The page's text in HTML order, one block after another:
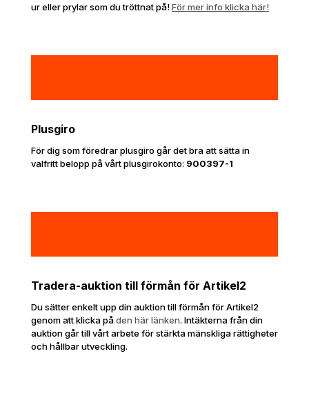
ur eller prylar som du tröttnat på!För mer info klicka här!
Plusgiro
För dig som föredrar plusgiro går det bra att sätta in
valfritt belopp på vårt plusgirokonto: 900397-1
Tradera-auktion till förmån för Artikel2
Du sätter enkelt upp din auktion till förmån för Artikel2
genom att klicka påden här länken. Intäkterna från din
auktion går till vårt arbete för stärkta mänskliga rättigheter
och hållbar utveckling.